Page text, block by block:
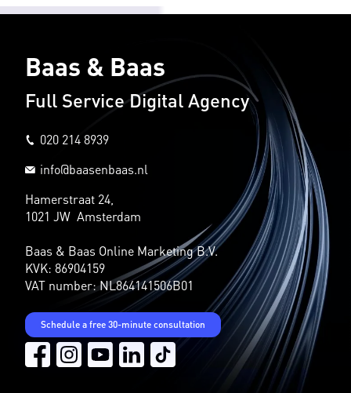
Baas & Baas
Full Service Digital Agency
020 214 8939
info@baasenbaas.nl
Hamerstraat 24,
1021 JW Amsterdam
Baas & Baas Online Marketing B.V.
KVK: 86904159
VAT number: NL864141506B01
Schedule a free 30-minute consultation